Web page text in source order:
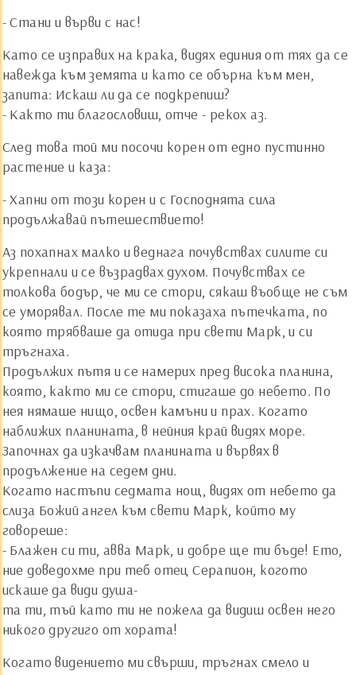
- Стани и върви с нас!
Като се изправих на крака, видях единия от тях да се
навежда към земята и като се обърна към мен,
запита: Искаш ли да се подкрепиш?
- Както ти благословиш, отче - рекох аз.
След това той ми посочи корен от едно пустинно
растение и каза:
- Хапни от този корен и с Господнята сила
продължавай пътешествието!
Аз похапнах малко и веднага почувствах силите си
укрепнали и се възрадвах духом. Почувствах се
толкова бодър, че ми се стори, сякаш въобще не съм
се уморявал. После те ми показаха пътечката, по
която трябваше да отида при свети Марк, и си
тръгнаха.
Продължих пътя и се намерих пред висока планина,
която, както ми се стори, стигаше до небето. По
нея нямаше нищо, освен камъни и прах. Когато
наближих планината, в нейния край видях море.
Започнах да изкачвам планината и вървях в
продължение на седем дни.
Когато настъпи седмата нощ, видях от небето да
слиза Божий ангел към свети Марк, който му
говореше:
- Блажен си ти, авва Марк, и добре ще ти бъде! Ето,
ние доведохме при теб отец Серапион, когото
искаше да види душа-
та ти, тъй като ти не пожела да видиш освен него
никого другиго от хората!
Когато видението ми свърши, тръгнах смело и